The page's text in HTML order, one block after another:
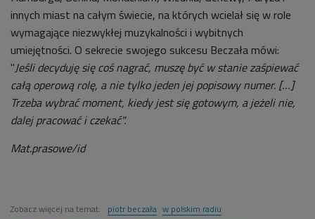
innych miast na całym świecie, na których wcielał się w role
wymagające niezwykłej muzykalności i wybitnych
umiejętności. O sekrecie swojego sukcesu Beczała mówi:
"Jeśli decyduję się coś nagrać, muszę być w stanie zaśpiewać
całą operową rolę, a nie tylko jeden jej popisowy numer. […]
Trzeba wybrać moment, kiedy jest się gotowym, a jeżeli nie,
dalej pracować i czekać".
Mat.prasowe/id
Zobacz więcej na temat: piotr beczała w polskim radiu